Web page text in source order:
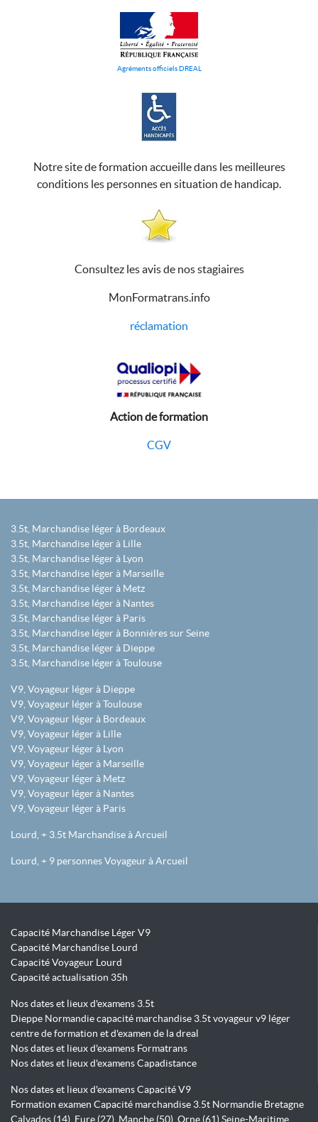
Agréments officiels DREAL
Notre site de formation accueille dans les meilleures
conditions les personnes en situation de handicap.
Consultez les avis de nos stagiaires
MonFormatrans.info
réclamation
Action de formation
CGV
3.5t, Marchandise léger à Bordeaux
3.5t, Marchandise léger à Lille
3.5t, Marchandise léger à Lyon
3.5t, Marchandise léger à Marseille
3.5t, Marchandise léger à Metz
3.5t, Marchandise léger à Nantes
3.5t, Marchandise léger à Paris
3.5t, Marchandise léger à Bonnières sur Seine
3.5t, Marchandise léger à Dieppe
3.5t, Marchandise léger à Toulouse
V9, Voyageur léger à Dieppe
V9, Voyageur léger à Toulouse
V9, Voyageur léger à Bordeaux
V9, Voyageur léger à Lille
V9, Voyageur léger à Lyon
V9, Voyageur léger à Marseille
V9, Voyageur léger à Metz
V9, Voyageur léger à Nantes
V9, Voyageur léger à Paris
Lourd, + 3.5t Marchandise à Arcueil
Lourd, + 9 personnes Voyageur à Arcueil
Capacité Marchandise Léger V9
Capacité Marchandise Lourd
Capacité Voyageur Lourd
Capacité actualisation 35h
Nos dates et lieux d'examens 3.5t
Dieppe Normandie capacité marchandise 3.5t voyageur v9 léger
centre de formation et d'examen de la dreal
Nos dates et lieux d'examens Formatrans
Nos dates et lieux d'examens Capadistance
Nos dates et lieux d'examens Capacité V9
Formation examen Capacité marchandise 3.5t Normandie Bretagne
Calvados (14), Eure (27), Manche (50), Orne (61) Seine-Maritime